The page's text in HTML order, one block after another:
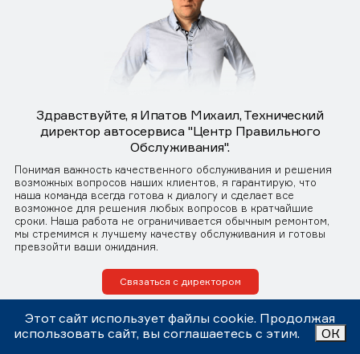
Здравствуйте, я Ипатов Михаил, Технический
директор автосервиса "Центр Правильного
Обслуживания".
Понимая важность качественного обслуживания и решения
возможных вопросов наших клиентов, я гарантирую, что
наша команда всегда готова к диалогу и сделает все
возможное для решения любых вопросов в кратчайшие
сроки. Наша работа не ограничивается обычным ремонтом,
мы стремимся к лучшему качеству обслуживания и готовы
превзойти ваши ожидания.
Связаться с директором
Этот сайт использует файлы cookie. Продолжая
использовать сайт, вы соглашаетесь с этим.
ОК